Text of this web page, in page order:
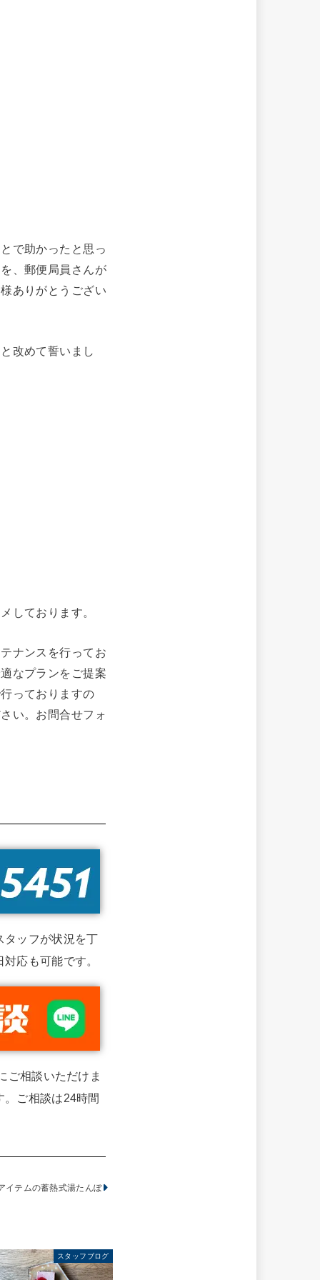
で助かったと思っ
、郵便局員さんが
ありがとうござい
改めて誓いまし
しております。
ナンスを行ってお
なプランをご提案
っておりますの
い。お問合せフォ
タッフが状況を丁
応も可能です。
ご相談いただけま
。ご相談は24時間
イテムの蓄熱式湯たんぽ
スタッフブログ